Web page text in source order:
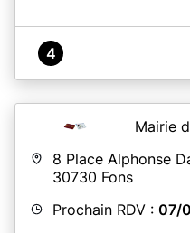
4
Mairie
8 Place Alphonse
30730 Fons
Prochain RDV : 07/